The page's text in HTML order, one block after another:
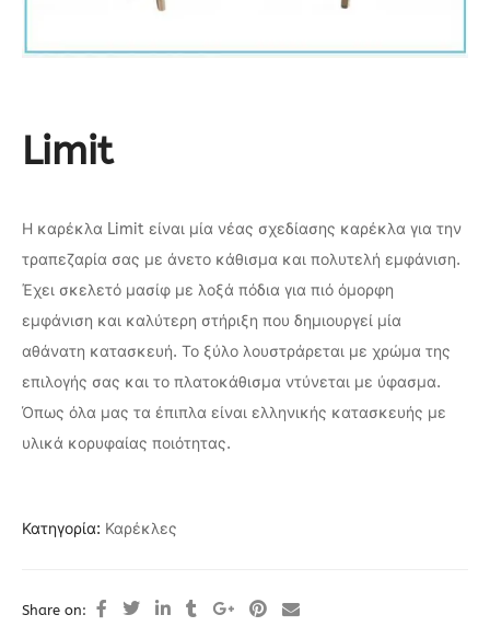
Limit
Η καρέκλα Limit είναι μία νέας σχεδίασης καρέκλα για την
τραπεζαρία σας με άνετο κάθισμα και πολυτελή εμφάνιση.
Έχει σκελετό μασίφ με λοξά πόδια για πιό όμορφη
εμφάνιση και καλύτερη στήριξη που δημιουργεί μία
αθάνατη κατασκευή. Το ξύλο λουστράρεται με χρώμα της
επιλογής σας και το πλατοκάθισμα ντύνεται με ύφασμα.
Όπως όλα μας τα έπιπλα είναι ελληνικής κατασκευής με
υλικά κορυφαίας ποιότητας.
Κατηγορία: Καρέκλες
Share on: